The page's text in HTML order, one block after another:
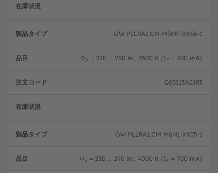
GW PLLRA1.CM-M5MF-XX56-1
ΦV = 220 ... 280 lm, 3500 K (IF = 700 mA)
Q65113A2183
GW PLLRA1.CM-M6N1-XX55-1
ΦV = 230 ... 290 lm, 4000 K (IF = 700 mA)